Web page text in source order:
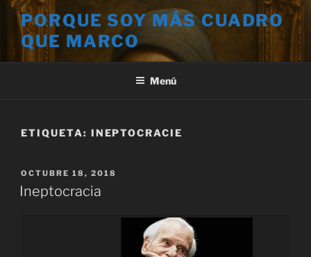
Saltar
contenido
PORQUE SOY MÁS CUADRO
QUE MARCO
Menú
ETIQUETA: INEPTOCRACIE
PUBLICADO
EL
OCTUBRE 18, 2018
Ineptocracia